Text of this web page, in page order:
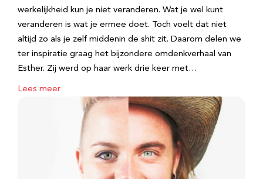
werkelijkheid kun je niet veranderen. Wat je wel kunt
veranderen is wat je ermee doet. Toch voelt dat niet
altijd zo als je zelf middenin de shit zit. Daarom delen we
ter inspiratie graag het bijzondere omdenkverhaal van
Esther. Zij werd op haar werk drie keer met…
Lees meer